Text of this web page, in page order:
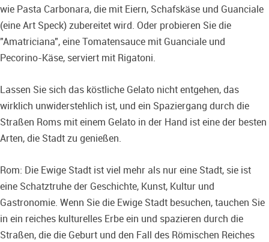
wie Pasta Carbonara, die mit Eiern, Schafskäse und Guanciale
(eine Art Speck) zubereitet wird. Oder probieren Sie die
"Amatriciana", eine Tomatensauce mit Guanciale und
Pecorino-Käse, serviert mit Rigatoni.
Lassen Sie sich das köstliche Gelato nicht entgehen, das
wirklich unwiderstehlich ist, und ein Spaziergang durch die
Straßen Roms mit einem Gelato in der Hand ist eine der besten
Arten, die Stadt zu genießen.
Rom: Die Ewige Stadt ist viel mehr als nur eine Stadt, sie ist
eine Schatztruhe der Geschichte, Kunst, Kultur und
Gastronomie. Wenn Sie die Ewige Stadt besuchen, tauchen Sie
in ein reiches kulturelles Erbe ein und spazieren durch die
Straßen, die die Geburt und den Fall des Römischen Reiches